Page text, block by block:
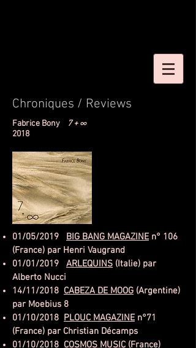
Chroniques / Reviews
Fabrice Bony
7 + ∞
2018
01/05/2019 BIG BANG MAGAZINEn° 106
(France) par Henri Vaugrand
01/01/2019 ARLEQUINS (Italie) par
Alberto Nucci
14/11/2018 CABEZA DE MOOG (Argentine)
par Moebius 8
01/10/2018 PLOUC MAGAZINEn°71
(France) par Christian Décamps
01/10/2018 COSMOS MUSIC (France)